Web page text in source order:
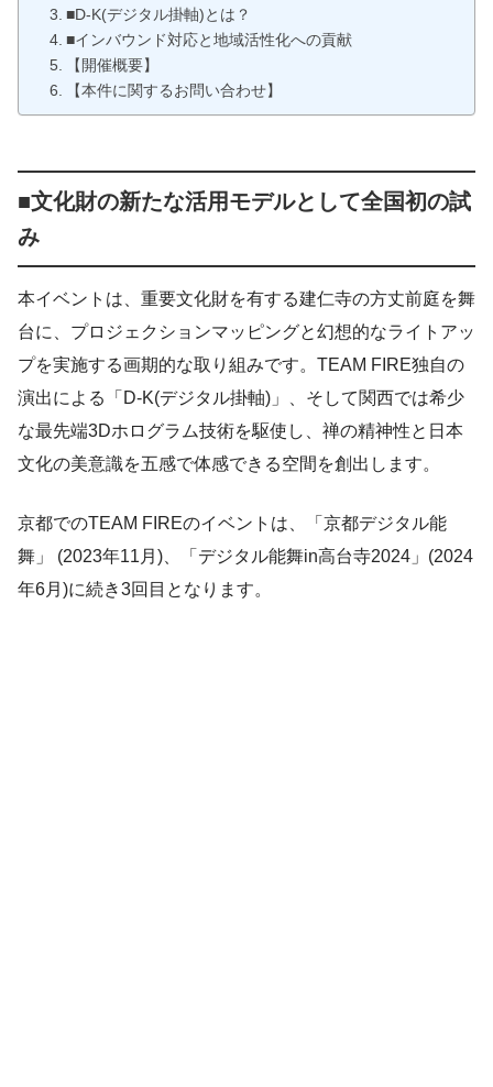
■D-K(デジタル掛軸)とは？
■インバウンド対応と地域活性化への貢献
【開催概要】
【本件に関するお問い合わせ】
■文化財の新たな活用モデルとして全国初の試
み
本イベントは、重要文化財を有する建仁寺の方丈前庭を舞
台に、プロジェクションマッピングと幻想的なライトアッ
プを実施する画期的な取り組みです。TEAM FIRE独自の
演出による「D-K(デジタル掛軸)」、そして関西では希少
な最先端3Dホログラム技術を駆使し、禅の精神性と日本
文化の美意識を五感で体感できる空間を創出します。
京都でのTEAM FIREのイベントは、「京都デジタル能
舞」 (2023年11月)、「デジタル能舞in高台寺2024」(2024
年6月)に続き3回目となります。